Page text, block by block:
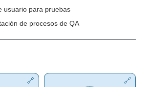
usuario para pruebas
de procesos de QA